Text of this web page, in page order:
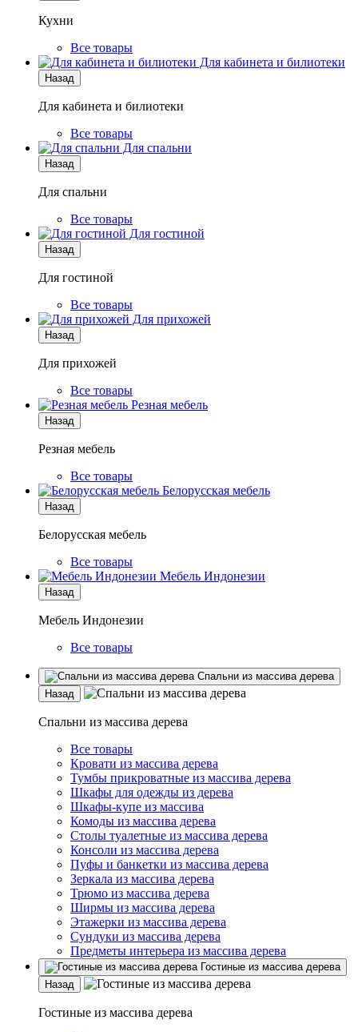
Кухни
Все товары
Для кабинета и билиотеки
Назад
Для кабинета и билиотеки
Все товары
Для спальни
Назад
Для спальни
Все товары
Для гостиной
Назад
Для гостиной
Все товары
Для прихожей
Назад
Для прихожей
Все товары
Резная мебель
Назад
Резная мебель
Все товары
Белорусская мебель
Назад
Белорусская мебель
Все товары
Мебель Индонезии
Назад
Мебель Индонезии
Все товары
Спальни из массива дерева
Назад
Спальни из массива дерева
Все товары
Кровати из массива дерева
Тумбы прикроватные из массива дерева
Шкафы для одежды из дерева
Шкафы-купе из массива
Комоды из массива дерева
Столы туалетные из массива дерева
Консоли из массива дерева
Пуфы и банкетки из массива дерева
Зеркала из массива дерева
Трюмо из массива дерева
Ширмы из массива дерева
Этажерки из массива дерева
Сундуки из массива дерева
Предметы интерьера из массива дерева
Гостиные из массива дерева
Назад
Гостиные из массива дерева